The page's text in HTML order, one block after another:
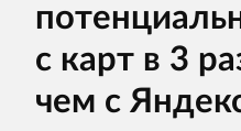
с карт в 3
чем с